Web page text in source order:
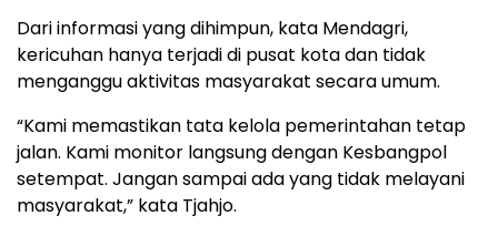
Dari informasi yang dihimpun, kata Mendagri,
kericuhan hanya terjadi di pusat kota dan tidak
menganggu aktivitas masyarakat secara umum.
“Kami memastikan tata kelola pemerintahan tetap
jalan. Kami monitor langsung dengan Kesbangpol
setempat. Jangan sampai ada yang tidak melayani
masyarakat,” kata Tjahjo.